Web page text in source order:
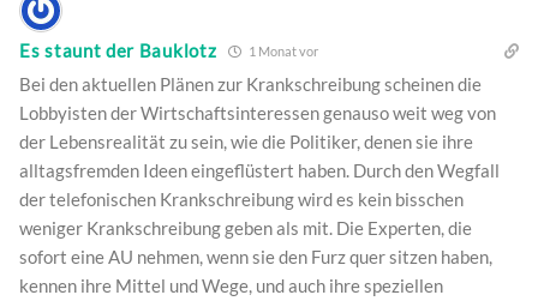
Es staunt der Bauklotz 1 Monat vor
Bei den aktuellen Plänen zur Krankschreibung scheinen die
Lobbyisten der Wirtschaftsinteressen genauso weit weg von
der Lebensrealität zu sein, wie die Politiker, denen sie ihre
alltagsfremden Ideen eingeflüstert haben. Durch den Wegfall
der telefonischen Krankschreibung wird es kein bisschen
weniger Krankschreibung geben als mit. Die Experten, die
sofort eine AU nehmen, wenn sie den Furz quer sitzen haben,
kennen ihre Mittel und Wege, und auch ihre speziellen